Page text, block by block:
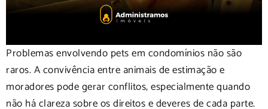
Problemas envolvendo pets em condomínios não são
raros. A convivência entre animais de estimação e
moradores pode gerar conflitos, especialmente quando
não há clareza sobre os direitos e deveres de cada parte.